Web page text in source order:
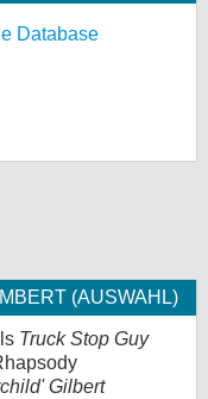
Database
(AUSWAHL)
Truck Stop Guy
Gilbert